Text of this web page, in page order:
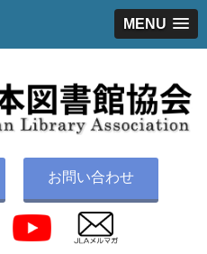
MENU
お問い合わせ